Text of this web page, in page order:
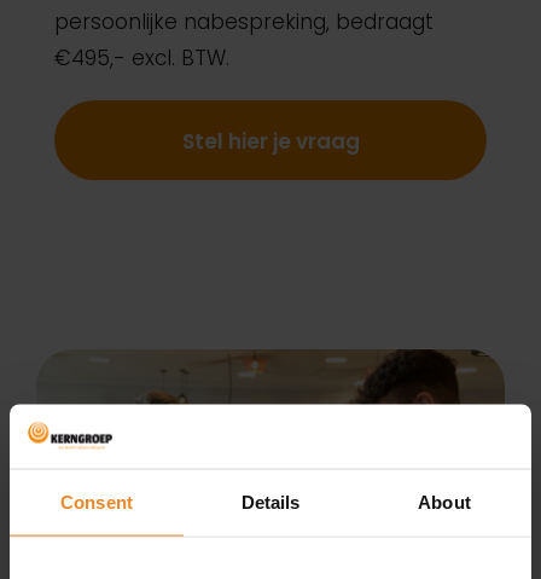
Consent Details About
persoonlijke nabespreking, bedraagt
€495,- excl. BTW.
Stel hier je vraag